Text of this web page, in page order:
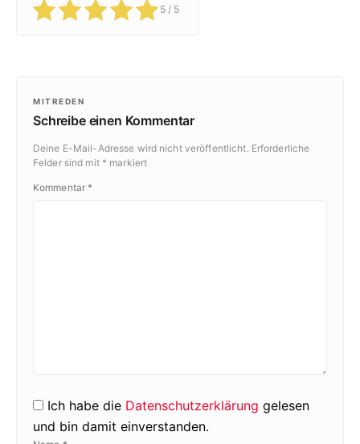
5 / 5
MITREDEN
Schreibe einen Kommentar
Deine E-Mail-Adresse wird nicht veröffentlicht. Erforderliche
Felder sind mit * markiert
Kommentar *
Ich habe die Datenschutzerklärung gelesen
und bin damit einverstanden.